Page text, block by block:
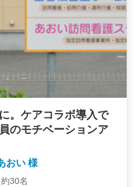
。ケアコラボ導入で
のモチベーションア
おい 様
30名